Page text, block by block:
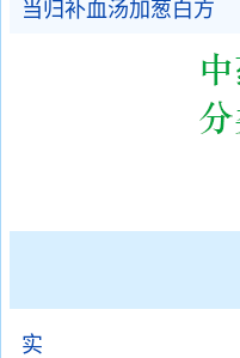
当归补血汤加葱白方
实